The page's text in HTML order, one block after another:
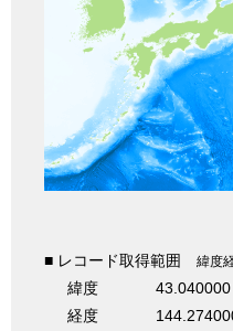
■ レコード取得範囲 緯度
緯度
経度